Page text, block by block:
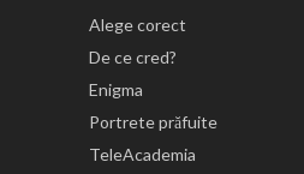
Alege corect
De ce cred?
Enigma
Portrete prăfuite
TeleAcademia